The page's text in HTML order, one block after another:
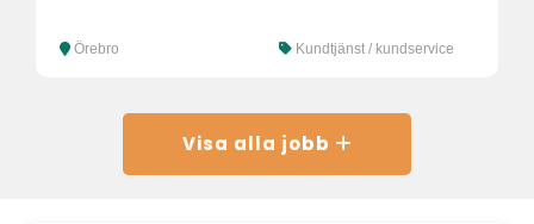
Örebro Kundtjänst / kundservice
Visa alla jobb